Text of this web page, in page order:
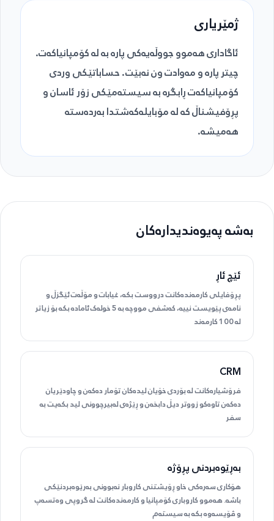
ژمێریاری
ئاگاداری هەموو جووڵەیەکی پارە بە لە کۆمپانیاکەت.
چیتر پارە و مەوادت ون نەبێت. حساباتێکی وردی
کۆمپانیاکەت ڕابگرە بە سیستەمێکی زۆر ئاسان و
پڕۆفیشناڵ کە لە مۆبایلەکەشتدا بەردەستە
هەمیشە.
بەشە پەیوەندیدارەکان
ئێچ ئاڕ
پڕۆفایلی کارمەندەکانت درووست بکە، غیابات و مۆڵەت ئێگزڵ و
نامەی پێویست نییە، کەشفی مووچە بە 5 خولەک ئامادە بکە بۆ زیاتر
لە 100 کارمەند
CRM
فرۆشیارەکانت لە بۆردی خۆیان لیدەکان تۆمار دەکەن و چاودێریان
دەکەن تاوەکو زووتر دیڵ دابخەن و ڕێژەی لەبیرچوونی لید بکەیت بە
سفر
بەڕێوەبردنی پڕۆژە
هۆکاری سەرەکی خاو ڕۆیشتنی کاروبار نەبوونی بەرێوەبردنێکی
باشە. هەموو کاروباری کۆمپانیا و کارمەندەکانت لە گروپی وەتسەپ
و ڤۆیسەوە بکە بە سیستەم